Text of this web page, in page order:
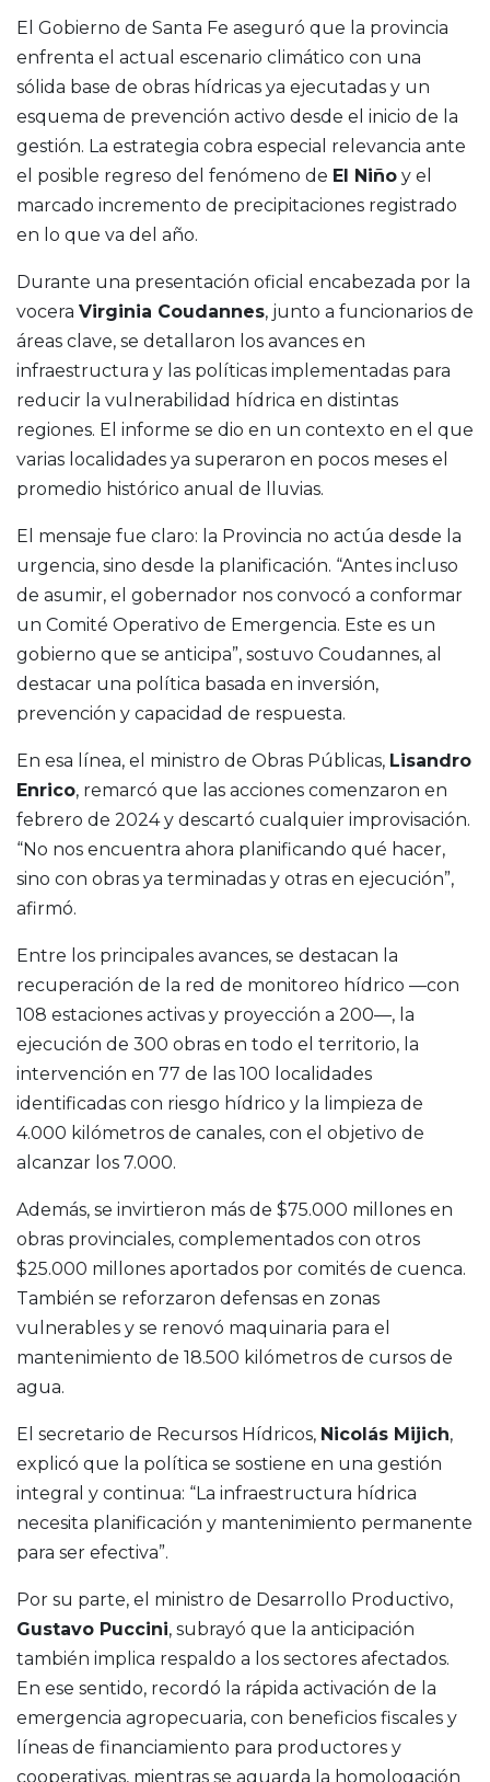
El Gobierno de Santa Fe aseguró que la provincia
enfrenta el actual escenario climático con una
sólida base de obras hídricas ya ejecutadas y un
esquema de prevención activo desde el inicio de la
gestión. La estrategia cobra especial relevancia ante
el posible regreso del fenómeno de El Niño y el
marcado incremento de precipitaciones registrado
en lo que va del año.
Durante una presentación oficial encabezada por la
vocera Virginia Coudannes, junto a funcionarios de
áreas clave, se detallaron los avances en
infraestructura y las políticas implementadas para
reducir la vulnerabilidad hídrica en distintas
regiones. El informe se dio en un contexto en el que
varias localidades ya superaron en pocos meses el
promedio histórico anual de lluvias.
El mensaje fue claro: la Provincia no actúa desde la
urgencia, sino desde la planificación. “Antes incluso
de asumir, el gobernador nos convocó a conformar
un Comité Operativo de Emergencia. Este es un
gobierno que se anticipa”, sostuvo Coudannes, al
destacar una política basada en inversión,
prevención y capacidad de respuesta.
En esa línea, el ministro de Obras Públicas, Lisandro
Enrico, remarcó que las acciones comenzaron en
febrero de 2024 y descartó cualquier improvisación.
“No nos encuentra ahora planificando qué hacer,
sino con obras ya terminadas y otras en ejecución”,
afirmó.
Entre los principales avances, se destacan la
recuperación de la red de monitoreo hídrico —con
108 estaciones activas y proyección a 200—, la
ejecución de 300 obras en todo el territorio, la
intervención en 77 de las 100 localidades
identificadas con riesgo hídrico y la limpieza de
4.000 kilómetros de canales, con el objetivo de
alcanzar los 7.000.
Además, se invirtieron más de $75.000 millones en
obras provinciales, complementados con otros
$25.000 millones aportados por comités de cuenca.
También se reforzaron defensas en zonas
vulnerables y se renovó maquinaria para el
mantenimiento de 18.500 kilómetros de cursos de
agua.
El secretario de Recursos Hídricos, Nicolás Mijich,
explicó que la política se sostiene en una gestión
integral y continua: “La infraestructura hídrica
necesita planificación y mantenimiento permanente
para ser efectiva”.
Por su parte, el ministro de Desarrollo Productivo,
Gustavo Puccini, subrayó que la anticipación
también implica respaldo a los sectores afectados.
En ese sentido, recordó la rápida activación de la
emergencia agropecuaria, con beneficios fiscales y
líneas de financiamiento para productores y
cooperativas, mientras se aguarda la homologación